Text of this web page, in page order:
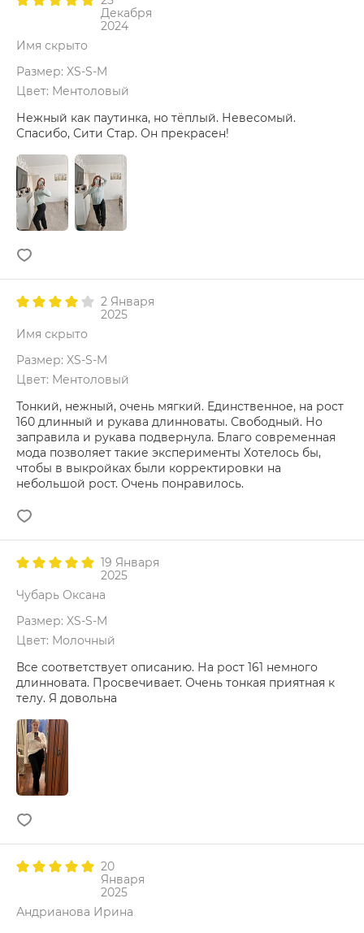
Декабря
2024
Имя скрыто
Размер: XS-S-M
Цвет: Ментоловый
Нежный как паутинка, но тёплый. Невесомый.
Спасибо, Сити Стар. Он прекрасен!
2 Января
2025
Имя скрыто
Размер: XS-S-M
Цвет: Ментоловый
Тонкий, нежный, очень мягкий. Единственное, на рост
160 длинный и рукава длинноваты. Свободный. Но
заправила и рукава подвернула. Благо современная
мода позволяет такие эксперименты Хотелось бы,
чтобы в выкройках были корректировки на
небольшой рост. Очень понравилось.
19 Января
2025
Чубарь Оксана
Размер: XS-S-M
Цвет: Молочный
Все соответствует описанию. На рост 161 немного
длинновата. Просвечивает. Очень тонкая приятная к
телу. Я довольна
20
Января
2025
Андрианова Ирина